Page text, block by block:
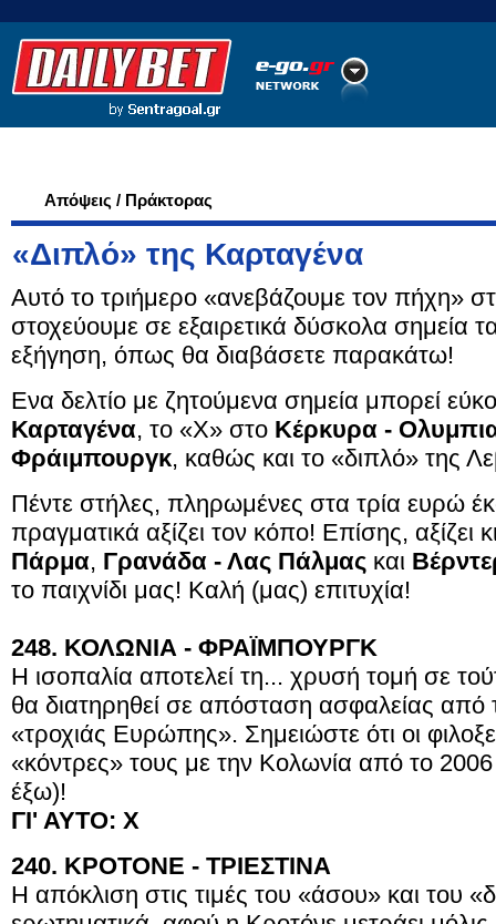
Απόψεις / Πράκτορας
«Διπλό» της Καρταγένα
Αυτό το τριήμερο «ανεβάζουμε τον πήχη»
στοχεύουμε σε εξαιρετικά δύσκολα σημεία
εξήγηση, όπως θα διαβάσετε παρακάτω!
Ενα δελτίο με ζητούμενα σημεία μπορεί
Καρταγένα, το «Χ» στο Κέρκυρα -
Φράιμπουργκ, καθώς και το «διπλό» της
Πέντε στήλες, πληρωμένες στα τρία ευρώ
πραγματικά αξίζει τον κόπο! Επίσης, αξίζει
Πάρμα, Γρανάδα - Λας Πάλμας και
το παιχνίδι μας! Καλή (μας) επιτυχία!
248. ΚΟΛΩΝΙΑ - ΦΡΑΪΜΠΟΥΡΓΚ
Η ισοπαλία αποτελεί τη... χρυσή τομή σε
θα διατηρηθεί σε απόσταση ασφαλείας
«τροχιάς Ευρώπης». Σημειώστε ότι οι
«κόντρες» τους με την Κολωνία από το
έξω)!
ΓΙ' ΑΥΤΟ: Χ
240. ΚΡΟΤΟΝΕ - ΤΡΙΕΣΤΙΝΑ
Η απόκλιση στις τιμές του «άσου» και του